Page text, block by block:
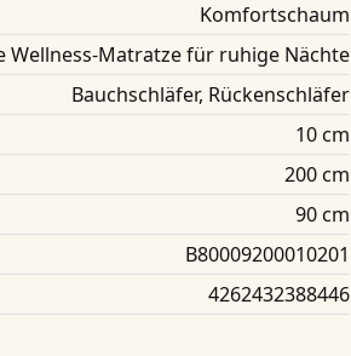
Komfortschaum
Wellness-Matratze für ruhige Nächte
Bauchschläfer, Rückenschläfer
10 cm
200 cm
90 cm
B80009200010201
4262432388446